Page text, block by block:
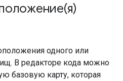
одного или
В редакторе кода можно
базовую карту, которая